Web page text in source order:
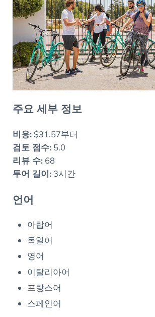
주요 세부 정보
비용:$31.57부터
검토 점수:5.0
리뷰 수:68
투어 길이:3시간
언어
아랍어
독일어
영어
이탈리아어
프랑스어
스페인어